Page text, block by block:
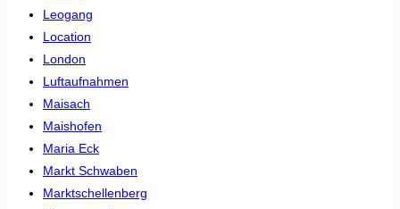
Leogang
Location
London
Luftaufnahmen
Maisach
Maishofen
Maria Eck
Markt Schwaben
Marktschellenberg